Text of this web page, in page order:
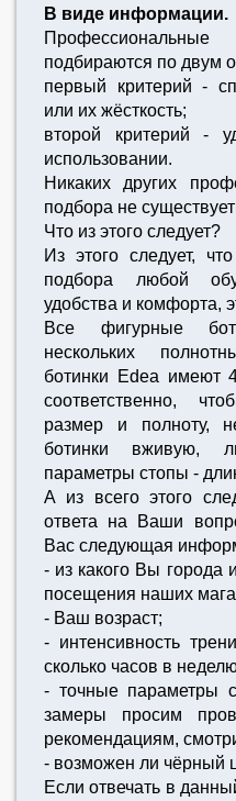
В виде информации.
подбираются по двум
первый критерий -
или их жёсткость;
второй критерий -
использовании.
Никаких других
подбора не
Что из этого следует?
Из этого следует,
подбора любой
удобства и комфорта,
Все фигурные
нескольких
ботинки Edea
соответственно,
размер и полноту,
ботинки вживую,
параметры стопы -
А из всего этого
ответа на Ваши
Вас следующая
- из какого Вы города
посещения наших
- Ваш возраст;
- интенсивность
сколько часов в
- точные параметры
замеры просим
рекомендациям,
- возможен ли чёрный
Если отвечать в